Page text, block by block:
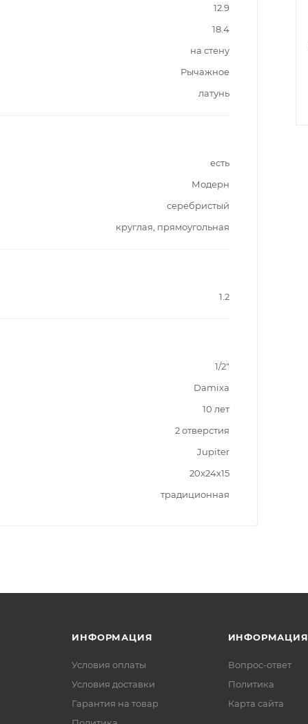
12.9
18.4
на стену
Рычажное
латунь
есть
Модерн
серебристый
круглая, прямоугольная
1.2
1/2"
Damixa
10 лет
2 отверстия
Jupiter
20x24x15
традиционная
ИНФОРМАЦИЯ
Условия оплаты
Условия доставки
Гарантия на товар
ИНФОРМАЦИЯ
Вопрос-ответ
Политика
Карта сайта